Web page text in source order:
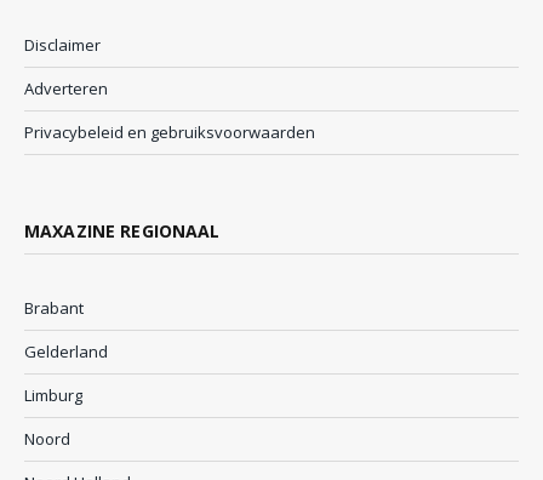
Disclaimer
Adverteren
Privacybeleid en gebruiksvoorwaarden
MAXAZINE REGIONAAL
Brabant
Gelderland
Limburg
Noord